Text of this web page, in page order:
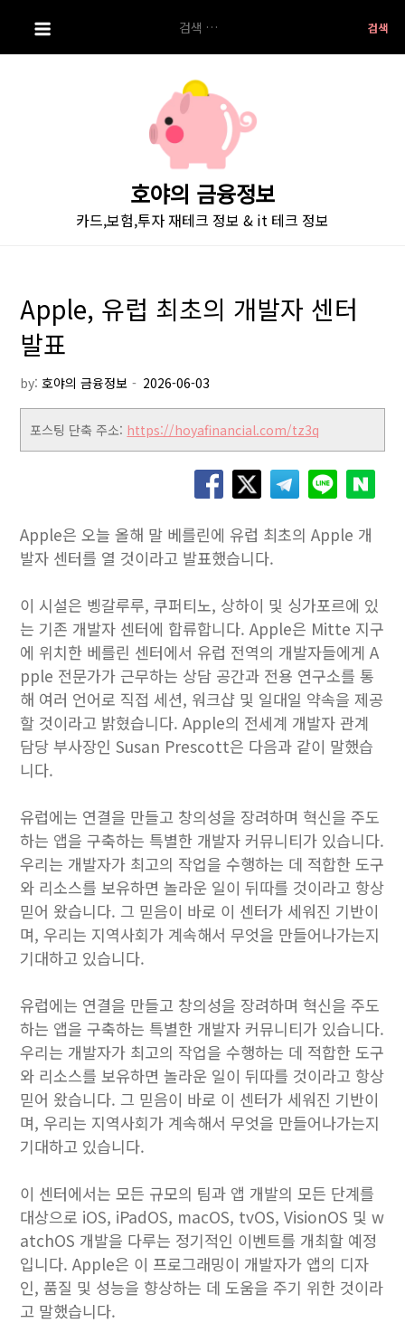
i
색:
호야의 금융정보
카드,보험,투자 재테크 정보 & it 테크 정보
Apple, 유럽 최초의 개발자 센터
발표
by:호야의 금융정보
포스팅 단축 주소: https://hoyafinancial.com/tz3q
Apple은 오늘 올해 말 베를린에 유럽 최초의 Apple 개
발자 센터를 열 것이라고 발표했습니다.
이 시설은 벵갈루루, 쿠퍼티노, 상하이 및 싱가포르에 있
는 기존 개발자 센터에 합류합니다. Apple은 Mitte 지구
에 위치한 베를린 센터에서 유럽 전역의 개발자들에게 A
pple 전문가가 근무하는 상담 공간과 전용 연구소를 통
해 여러 언어로 직접 세션, 워크샵 및 일대일 약속을 제공
할 것이라고 밝혔습니다. Apple의 전세계 개발자 관계
담당 부사장인 Susan Prescott은 다음과 같이 말했습
니다.
유럽에는 연결을 만들고 창의성을 장려하며 혁신을 주도
하는 앱을 구축하는 특별한 개발자 커뮤니티가 있습니다.
우리는 개발자가 최고의 작업을 수행하는 데 적합한 도구
와 리소스를 보유하면 놀라운 일이 뒤따를 것이라고 항상
믿어 왔습니다. 그 믿음이 바로 이 센터가 세워진 기반이
며, 우리는 지역사회가 계속해서 무엇을 만들어나가는지
기대하고 있습니다.
유럽에는 연결을 만들고 창의성을 장려하며 혁신을 주도
하는 앱을 구축하는 특별한 개발자 커뮤니티가 있습니다.
우리는 개발자가 최고의 작업을 수행하는 데 적합한 도구
와 리소스를 보유하면 놀라운 일이 뒤따를 것이라고 항상
믿어 왔습니다. 그 믿음이 바로 이 센터가 세워진 기반이
며, 우리는 지역사회가 계속해서 무엇을 만들어나가는지
기대하고 있습니다.
이 센터에서는 모든 규모의 팀과 앱 ​​개발의 모든 단계를
대상으로 iOS, iPadOS, macOS, tvOS, VisionOS 및 w
atchOS 개발을 다루는 정기적인 이벤트를 개최할 예정
입니다. Apple은 이 프로그래밍이 개발자가 앱의 디자
인, 품질 및 성능을 향상하는 데 도움을 주기 위한 것이라
고 말했습니다.